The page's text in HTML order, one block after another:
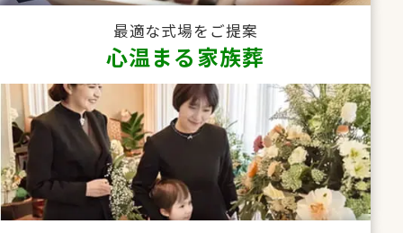
最適な式場をご提案
心温まる家族葬